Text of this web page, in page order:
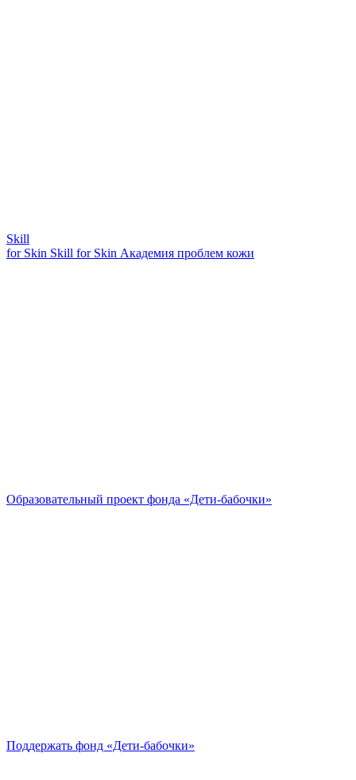
Skill
for Skin Skill for Skin Академия проблем кожи
Образовательный проект фонда «Дети-бабочки»
Поддержать фонд «Дети-бабочки»